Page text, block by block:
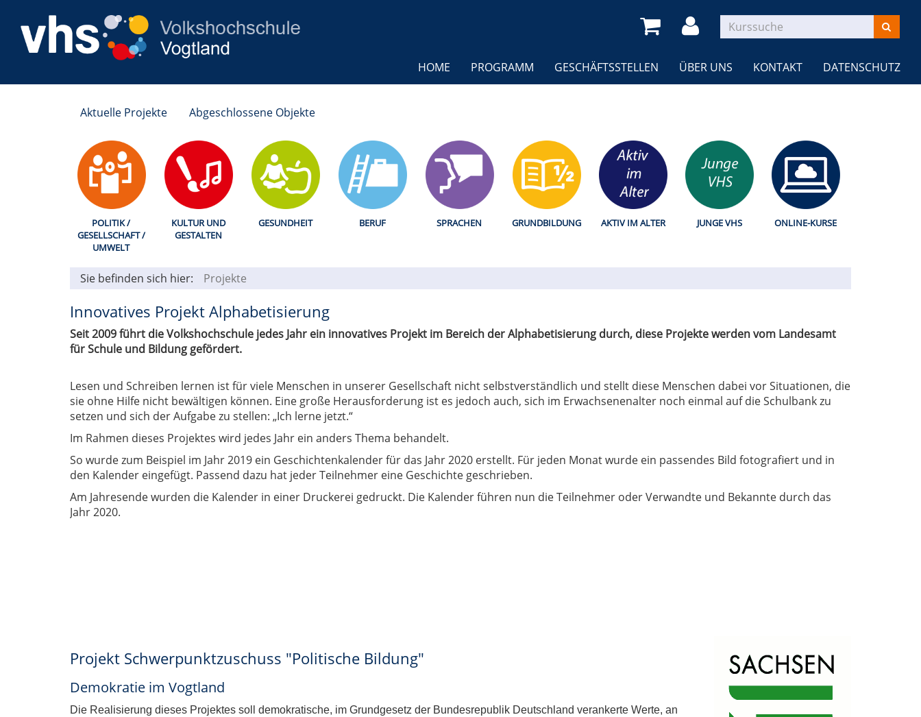
HOME PROGRAMM GESCHÄFTSSTELLEN ÜBER UNS KONTAKT DATENSCHUTZ
Aktuelle Projekte Abgeschlossene Objekte
POLITIK /
GESELLSCHAFT /
UMWELT
KULTUR UND
GESTALTEN
GESUNDHEIT BERUF SPRACHEN GRUNDBILDUNG AKTIV IM ALTER JUNGE VHS ONLINE-KURSE
Sie befinden sich hier: Projekte
Innovatives Projekt Alphabetisierung
Seit 2009 führt die Volkshochschule jedes Jahr ein innovatives Projekt im Bereich der Alphabetisierung durch, diese Projekte werden vom Landesamt
für Schule und Bildung gefördert.
Lesen und Schreiben lernen ist für viele Menschen in unserer Gesellschaft nicht selbstverständlich und stellt diese Menschen dabei vor Situationen, die
sie ohne Hilfe nicht bewältigen können. Eine große Herausforderung ist es jedoch auch, sich im Erwachsenenalter noch einmal auf die Schulbank zu
setzen und sich der Aufgabe zu stellen: „Ich lerne jetzt.“
Im Rahmen dieses Projektes wird jedes Jahr ein anders Thema behandelt.
So wurde zum Beispiel im Jahr 2019 ein Geschichtenkalender für das Jahr 2020 erstellt. Für jeden Monat wurde ein passendes Bild fotografiert und in
den Kalender eingefügt. Passend dazu hat jeder Teilnehmer eine Geschichte geschrieben.
Am Jahresende wurden die Kalender in einer Druckerei gedruckt. Die Kalender führen nun die Teilnehmer oder Verwandte und Bekannte durch das
Jahr 2020.
Projekt Schwerpunktzuschuss "Politische Bildung"
Demokratie im Vogtland
Die Realisierung dieses Projektes soll demokratische, im Grundgesetz der Bundesrepublik Deutschland verankerte Werte, an